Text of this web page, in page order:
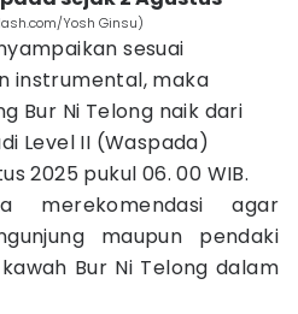
Yosh Ginsu)
sesuai
instrumental, maka
Bur Ni Telong naik dari
Level II (Waspada)
2025 pukul 06. 00 WIB.
merekomendasi agar
maupun pendaki
Bur Ni Telong dalam